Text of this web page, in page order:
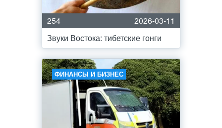
254
2026-03-11
Звуки Востока: тибетские гонги
ФИНАНСЫ И БИЗНЕС